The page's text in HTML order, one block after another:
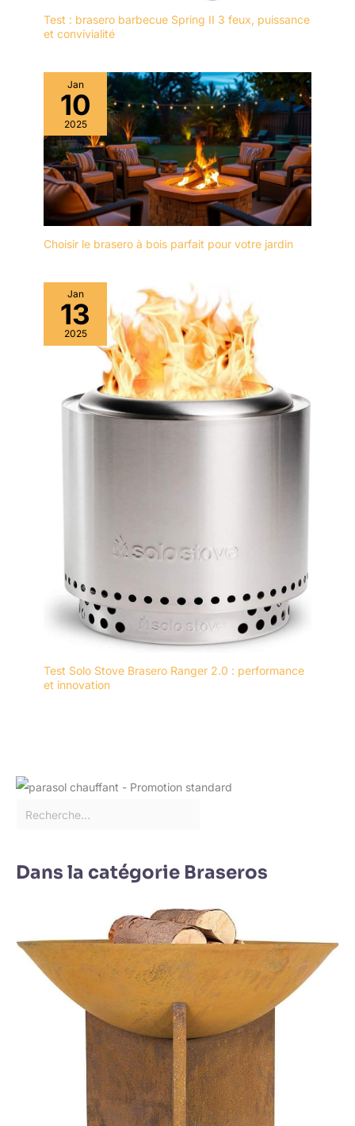
Test : brasero barbecue Spring II 3 feux, puissance
et convivialité
Jan
10
2025
Choisir le brasero à bois parfait pour votre jardin
Jan
13
2025
Test Solo Stove Brasero Ranger 2.0 : performance
et innovation
Dans la catégorie Braseros